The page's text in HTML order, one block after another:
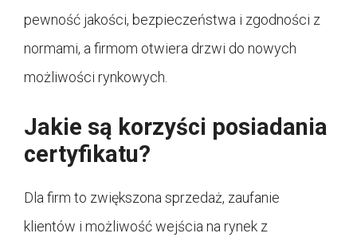
pewność jakości, bezpieczeństwa i zgodności z
normami, a firmom otwiera drzwi do nowych
możliwości rynkowych.
Jakie są korzyści posiadania
certyfikatu?
Dla firm to zwiększona sprzedaż, zaufanie
klientów i możliwość wejścia na rynek z